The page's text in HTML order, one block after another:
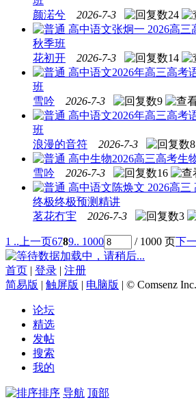
颜渃兮
2026-7-3 24
高中语文张炯一 2026高
秋季班
花初开
2026-7-3 14
高中语文2026年高三高考
班
雪吟
2026-7-3 9
高中语文2026年高三高考
班
浪漫的音符
2026-7-3 8
高中生物2026高三高考生
雪吟
2026-7-3 16
高中语文陈焕文 2026高
终极终极预测精讲
茗花冇宔
2026-7-3 3
1 .. 上一页6789.. 1000 / 1000 页下
数据加载中，请稍后...
首页 | 登录 | 注册
简易版 | 触屏版 | 电脑版 | © Comsenz Inc.
论坛
精选
发帖
搜索
我的
排序 导航 顶部